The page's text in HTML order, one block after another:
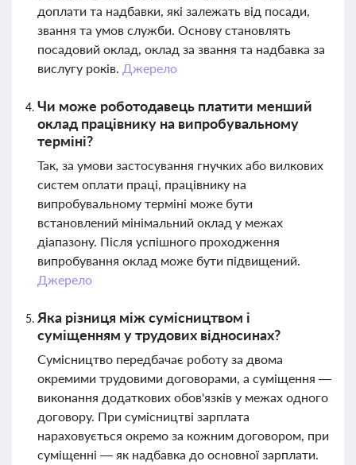
доплати та надбавки, які залежать від посади,
звання та умов служби. Основу становлять
посадовий оклад, оклад за звання та надбавка за
вислугу років. Джерело
Чи може роботодавець платити менший
оклад працівнику на випробувальному
терміні?
Так, за умови застосування гнучких або вилкових
систем оплати праці, працівнику на
випробувальному терміні може бути
встановлений мінімальний оклад у межах
діапазону. Після успішного проходження
випробування оклад може бути підвищений.
Джерело
Яка різниця між сумісництвом і
суміщенням у трудових відносинах?
Сумісництво передбачає роботу за двома
окремими трудовими договорами, а суміщення —
виконання додаткових обов'язків у межах одного
договору. При сумісництві зарплата
нараховується окремо за кожним договором, при
суміщенні — як надбавка до основної зарплати.